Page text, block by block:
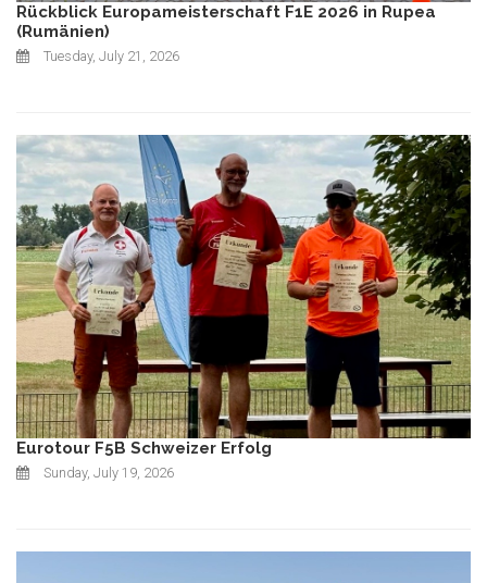
Rückblick Europameisterschaft F1E 2026 in Rupea
(Rumänien)
Tuesday, July 21, 2026
Eurotour F5B Schweizer Erfolg
Sunday, July 19, 2026